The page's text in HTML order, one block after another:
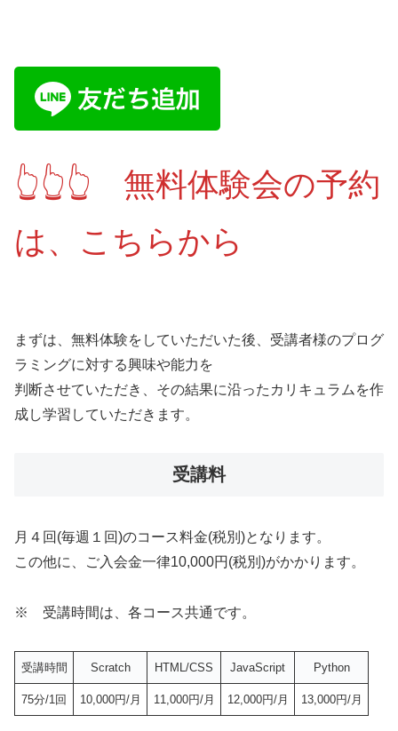
👆👆👆 無料体験会の予約
は、こちらから
まずは、無料体験をしていただいた後、受講者様のプログ
ラミングに対する興味や能力を
判断させていただき、その結果に沿ったカリキュラムを作
成し学習していただきます。
受講料
月４回(毎週１回)のコース料金(税別)となります。
この他に、ご入会金一律10,000円(税別)がかかります。
※ 受講時間は、各コース共通です。
受講時間 Scratch HTML/CSS JavaScript Python
75分/1回 10,000円/月 11,000円/月 12,000円/月 13,000円/月